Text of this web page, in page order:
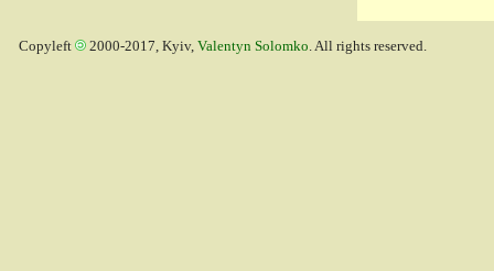
Copyleft 2000-2017, Kyiv, Valentyn Solomko. All rights reserved.